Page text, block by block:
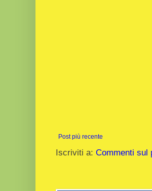
Post più recente
Iscriviti a: Commenti sul